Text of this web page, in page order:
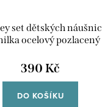
set dětských náušnic
ocelový pozlacený
390 Kč
DO KOŠÍKU